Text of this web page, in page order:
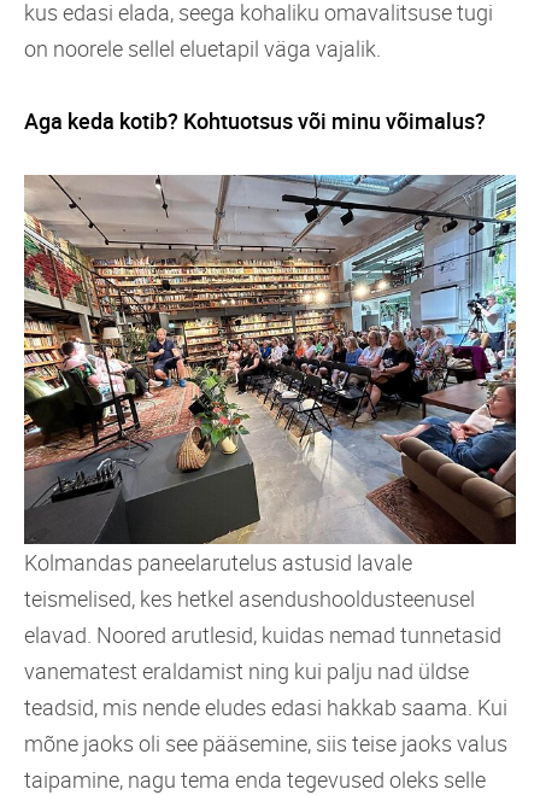
kus edasi elada, seega kohaliku omavalitsuse tugi
on noorele sellel eluetapil väga vajalik.
Aga keda kotib? Kohtuotsus või minu võimalus?
Kolmandas paneelarutelus astusid lavale
teismelised, kes hetkel asendushooldusteenusel
elavad. Noored arutlesid, kuidas nemad tunnetasid
vanematest eraldamist ning kui palju nad üldse
teadsid, mis nende eludes edasi hakkab saama. Kui
mõne jaoks oli see pääsemine, siis teise jaoks valus
taipamine, nagu tema enda tegevused oleks selle